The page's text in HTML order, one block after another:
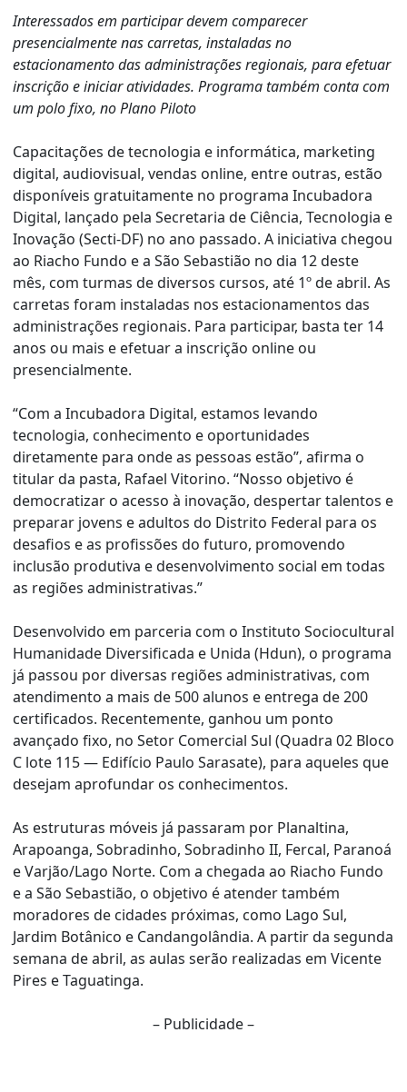
Interessados em participar devem comparecer
presencialmente nas carretas, instaladas no
estacionamento das administrações regionais, para efetuar
inscrição e iniciar atividades. Programa também conta com
um polo fixo, no Plano Piloto
Capacitações de tecnologia e informática, marketing
digital, audiovisual, vendas online, entre outras, estão
disponíveis gratuitamente no programa Incubadora
Digital, lançado pela Secretaria de Ciência, Tecnologia e
Inovação (Secti-DF) no ano passado. A iniciativa chegou
ao Riacho Fundo e a São Sebastião no dia 12 deste
mês, com turmas de diversos cursos, até 1º de abril. As
carretas foram instaladas nos estacionamentos das
administrações regionais. Para participar, basta ter 14
anos ou mais e efetuar a inscrição online ou
presencialmente.
“Com a Incubadora Digital, estamos levando
tecnologia, conhecimento e oportunidades
diretamente para onde as pessoas estão”, afirma o
titular da pasta, Rafael Vitorino. “Nosso objetivo é
democratizar o acesso à inovação, despertar talentos e
preparar jovens e adultos do Distrito Federal para os
desafios e as profissões do futuro, promovendo
inclusão produtiva e desenvolvimento social em todas
as regiões administrativas.”
Desenvolvido em parceria com o Instituto Sociocultural
Humanidade Diversificada e Unida (Hdun), o programa
já passou por diversas regiões administrativas, com
atendimento a mais de 500 alunos e entrega de 200
certificados. Recentemente, ganhou um ponto
avançado fixo, no Setor Comercial Sul (Quadra 02 Bloco
C lote 115 — Edifício Paulo Sarasate), para aqueles que
desejam aprofundar os conhecimentos.
As estruturas móveis já passaram por Planaltina,
Arapoanga, Sobradinho, Sobradinho II, Fercal, Paranoá
e Varjão/Lago Norte. Com a chegada ao Riacho Fundo
e a São Sebastião, o objetivo é atender também
moradores de cidades próximas, como Lago Sul,
Jardim Botânico e Candangolândia. A partir da segunda
semana de abril, as aulas serão realizadas em Vicente
Pires e Taguatinga.
– Publicidade –